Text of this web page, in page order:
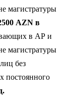
магистратуры
AZN в
в АР и
магистратуры
без
постоянного